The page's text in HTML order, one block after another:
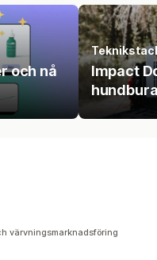
och nå
Impact
värvningsmarknadsföring